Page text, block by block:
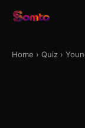
Home › Quiz ›